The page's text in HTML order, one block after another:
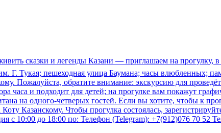
сказки и легенды Казани — приглашаем на прогулку, в
Г. Тукая; пешеходная улица Баумана; часы влюбленных;
Пожалуйста, обратите внимание: экскурсию для
часа и подходит для детей; на прогулке вам покажут
на одного-четверых гостей. Если вы хотите, чтобы к
Казанскому. Чтобы прогулка состоялась,
с 10:00 до 18:00 по: Телефон (Telegram): +7(912)076 70 52